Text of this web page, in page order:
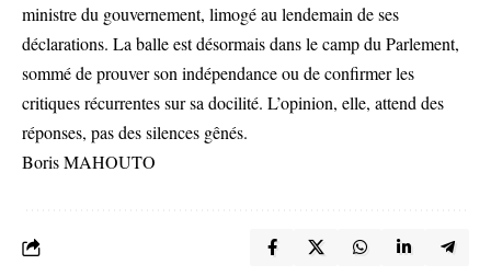
ministre du gouvernement, limogé au lendemain de ses
déclarations. La balle est désormais dans le camp du Parlement,
sommé de prouver son indépendance ou de confirmer les
critiques récurrentes sur sa docilité. L’opinion, elle, attend des
réponses, pas des silences gênés.
Boris MAHOUTO